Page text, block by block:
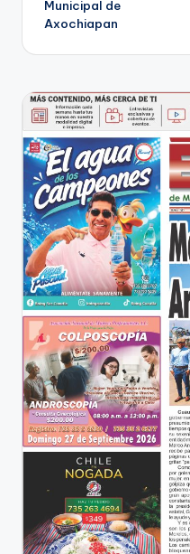
Municipal de
Axochiapan